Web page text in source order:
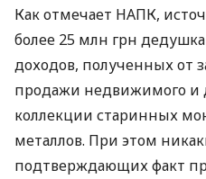
Как отмечает НАПК,
более 25 млн грн
доходов, полученных от
продажи недвижимого и
коллекции старинных
металлов. При этом
подтверждающих факт